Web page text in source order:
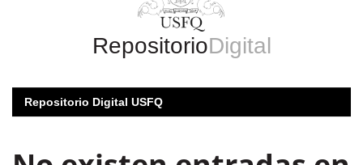
RepositorioDigital
Repositorio Digital USFQ